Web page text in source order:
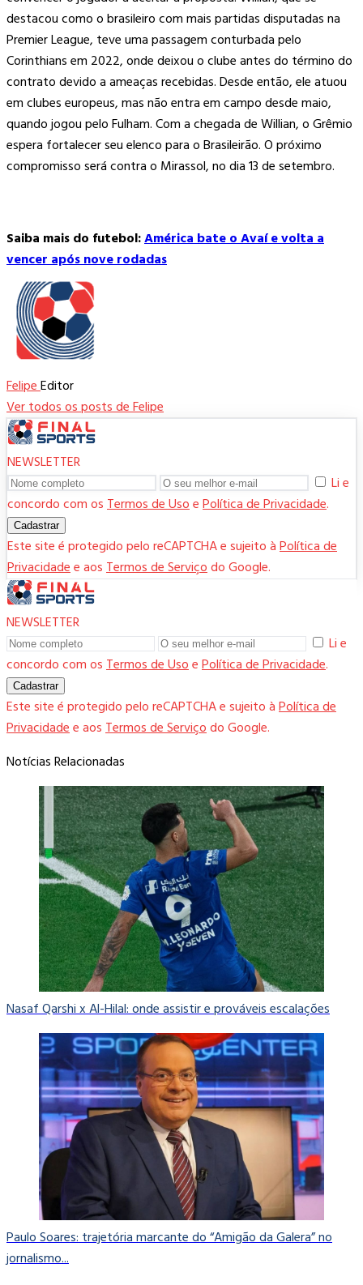
destacou como o brasileiro com mais partidas disputadas na
Premier League, teve uma passagem conturbada pelo
Corinthians em 2022, onde deixou o clube antes do término do
contrato devido a ameaças recebidas. Desde então, ele atuou
em clubes europeus, mas não entra em campo desde maio,
quando jogou pelo Fulham. Com a chegada de Willian, o Grêmio
espera fortalecer seu elenco para o Brasileirão. O próximo
compromisso será contra o Mirassol, no dia 13 de setembro.
Saiba mais do futebol:América bate o Avaí e volta a
vencer após nove rodadas
FelipeEditor
Ver todos os posts de Felipe
NEWSLETTER
Li e
concordo com osTermos de UsoePolítica de Privacidade.
Cadastrar
Este site é protegido pelo reCAPTCHA e sujeito àPolítica de
Privacidadee aosTermos de Serviçodo Google.
NEWSLETTER
Li e
concordo com osTermos de UsoePolítica de Privacidade.
Cadastrar
Este site é protegido pelo reCAPTCHA e sujeito àPolítica de
Privacidadee aosTermos de Serviçodo Google.
Notícias Relacionadas
Nasaf Qarshi x Al-Hilal: onde assistir e prováveis escalações
Paulo Soares: trajetória marcante do “Amigão da Galera” no
jornalismo...